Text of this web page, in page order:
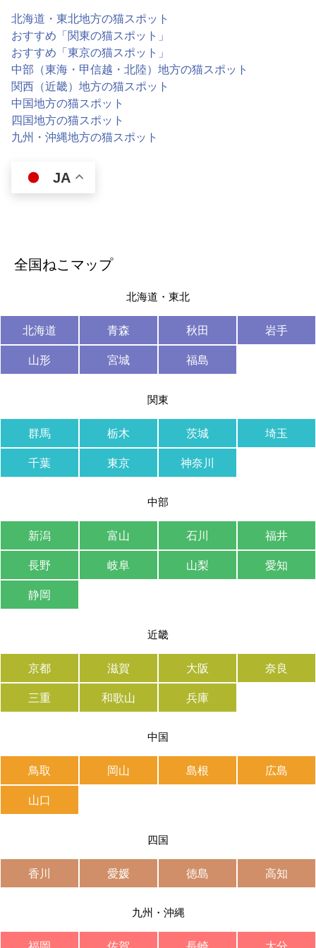
北海道・東北地方の猫スポット
おすすめ「関東の猫スポット」
おすすめ「東京の猫スポット」
中部（東海・甲信越・北陸）地方の猫スポット
関西（近畿）地方の猫スポット
中国地方の猫スポット
四国地方の猫スポット
九州・沖縄地方の猫スポット
JA
全国ねこマップ
北海道・東北
北海道 青森 秋田
岩手
山形
宮城 福島
関東
群馬 栃木 茨城
埼玉
千葉
東京 神奈川
中部
新潟 富山 石川
福井
長野
岐阜 山梨
愛知
静岡
近畿
京都 滋賀 大阪
奈良
三重
和歌山 兵庫
中国
鳥取 岡山 島根
広島
山口
四国
香川 愛媛 徳島 高知
九州・沖縄